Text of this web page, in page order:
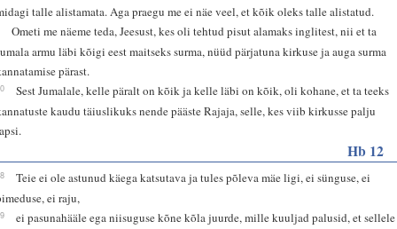
talle alistamata. Aga praegu me ei näe veel, et kõik oleks talle alistatud.
Ometi me näeme teda, Jeesust, kes oli tehtud pisut alamaks inglitest, nii et ta
armu läbi kõigi eest maitseks surma, nüüd pärjatuna kirkuse ja auga surma
pärast.
Sest Jumalale, kelle päralt on kõik ja kelle läbi on kõik, oli kohane, et ta teeks
kaudu täiuslikuks nende pääste Rajaja, selle, kes viib kirkusse palju
Hb 12
Teie ei ole astunud käega katsutava ja tules põleva mäe ligi, ei sünguse, ei
ei raju,
ei pasunahääle ega niisuguse kõne kõla juurde, mille kuuljad palusid, et sellele